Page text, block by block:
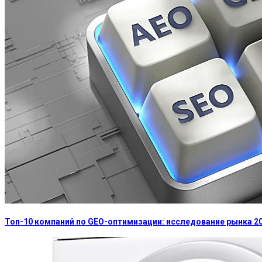
Топ-10 компаний по GEO-оптимизации: исследование рынка